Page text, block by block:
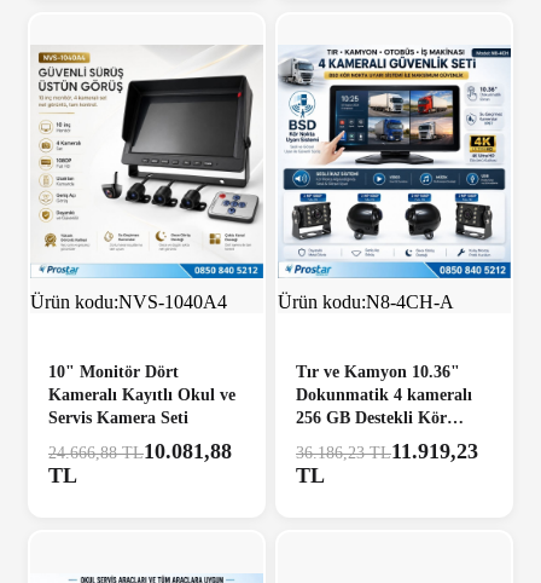
ÜCRETSİZ KARGO%59
Ürün kodu:NVS-1040A4
10" Monitör Dört
Kameralı Kayıtlı Okul ve
Servis Kamera Seti
24.666,88 TL10.081,88
TL
ÜCRETSİZ KARGO%67
Ürün kodu:N8-4CH-A
Tır ve Kamyon 10.36"
Dokunmatik 4 kameralı
256 GB Destekli Kör
Nokta Uyarı Sistemli
Kamera Seti
36.186,23 TL11.919,23
TL